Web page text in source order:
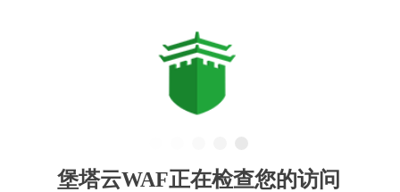
堡塔云WAF正在检查您的访问